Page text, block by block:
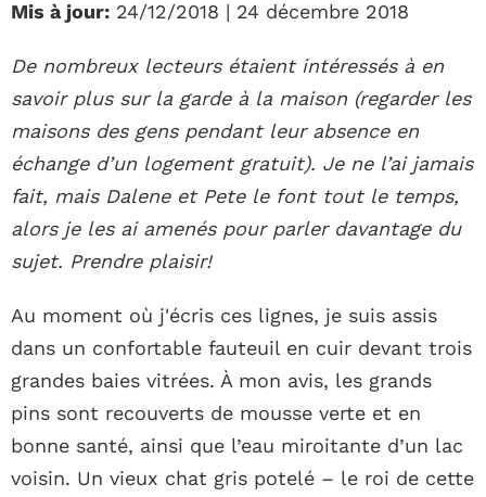
Mis à jour: 24/12/2018 | 24 décembre 2018
De nombreux lecteurs étaient intéressés à en
savoir plus sur la garde à la maison (regarder les
maisons des gens pendant leur absence en
échange d’un logement gratuit). Je ne l’ai jamais
fait, mais Dalene et Pete le font tout le temps,
alors je les ai amenés pour parler davantage du
sujet. Prendre plaisir!
Au moment où j'écris ces lignes, je suis assis
dans un confortable fauteuil en cuir devant trois
grandes baies vitrées. À mon avis, les grands
pins sont recouverts de mousse verte et en
bonne santé, ainsi que l’eau miroitante d’un lac
voisin. Un vieux chat gris potelé – le roi de cette